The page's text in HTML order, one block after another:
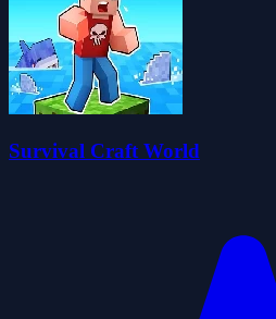
Survival Craft World